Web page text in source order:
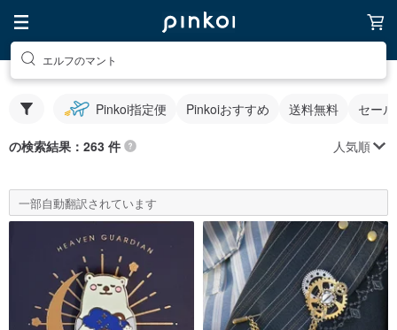
エルフのマント
Pinkoi指定便 Pinkoiおすすめ 送料無料 セー
の検索結果：263 件 人気順
一部自動翻訳されています